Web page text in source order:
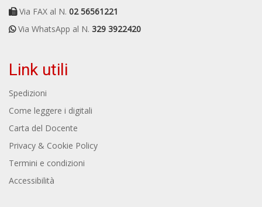
Via FAX al N. 02 56561221
Via WhatsApp al N. 329 3922420
Link utili
Spedizioni
Come leggere i digitali
Carta del Docente
Privacy & Cookie Policy
Termini e condizioni
Accessibilità